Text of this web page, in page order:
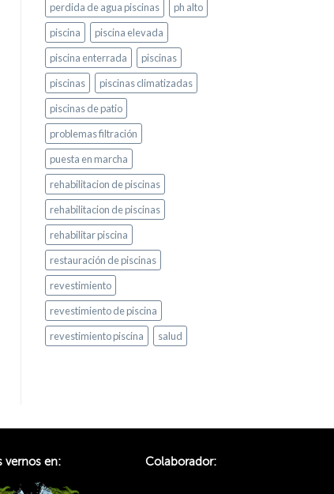
perdida de agua piscinas
ph alto
piscina
piscina elevada
piscina enterrada
piscinas
piscinas
piscinas climatizadas
piscinas de patio
problemas filtración
puesta en marcha
rehabilitacion de piscinas
rehabilitacion de piscinas
rehabilitar piscina
restauración de piscinas
revestimiento
revestimiento de piscina
revestimiento piscina
salud
vernos en: Colaborador: